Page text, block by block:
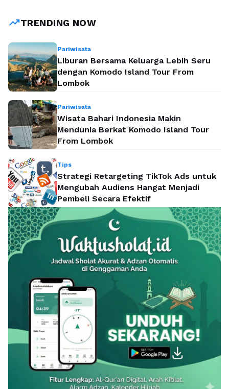
juga …Baca Selengkapnya
trending_upTRENDING NOW
Pariwisata
Liburan Bersama Keluarga Lebih Seru
dengan Komodo Island Tour From
Lombok
Pariwisata
Wisata Bahari Indonesia Makin
Mendunia Berkat Komodo Island Tour
From Lombok
Tips
Strategi Retargeting TikTok Ads untuk
Mengubah Audiens Hangat Menjadi
Pembeli Secara Efektif